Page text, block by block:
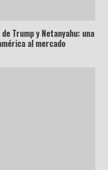
Trump y Netanyahu: una
al mercado